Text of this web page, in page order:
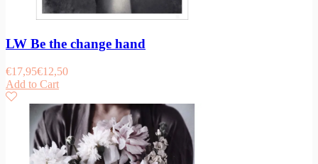
LW Be the change hand
€17,95€12,50
Add to Cart